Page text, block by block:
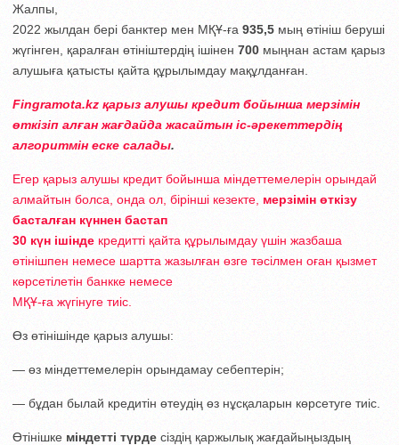
Жалпы,
2022 жылдан бері банктер мен МҚҰ-ға 935,5 мың өтініш беруші
жүгінген, қаралған өтініштердің ішінен 700 мыңнан астам қарыз
алушыға қатысты қайта құрылымдау мақұлданған.
Fingramota.kz қарыз алушы кредит бойынша мерзімін
өткізіп алған жағдайда жасайтын іс-әрекеттердің
алгоритмін еске салады.
Егер қарыз алушы кредит бойынша міндеттемелерін орындай
алмайтын болса, онда ол, бірінші кезекте, мерзімін өткізу
басталған күннен бастап
30 күн ішінде кредитті қайта құрылымдау үшін жазбаша
өтінішпен немесе шартта жазылған өзге тәсілмен оған қызмет
көрсетілетін банкке немесе
МҚҰ-ға жүгінуге тиіс.
Өз өтінішінде қарыз алушы:
— өз міндеттемелерін орындамау себептерін;
— бұдан былай кредитін өтеудің өз нұсқаларын көрсетуге тиіс.
Өтінішке міндетті түрде сіздің қаржылық жағдайыңыздың